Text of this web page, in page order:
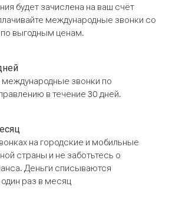
будет зачислена на ваш счёт
международные звонки со
выгодным ценам.
звонки по
в течение 30 дней.
на городские и мобильные
страны и не заботьтесь о
Деньги списываются
раз в месяц